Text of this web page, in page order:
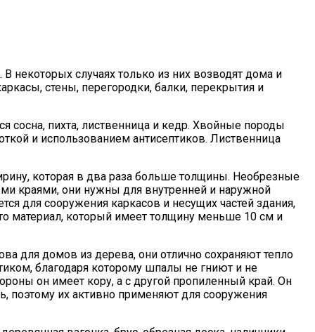
некоторых случаях только из них возводят дома и
стены, перегородки, балки, перекрытия и
сосна, пихта, лиственница и кедр. Хвойные породы
и использованием антисептиков. Лиственница
которая в два раза больше толщины. Необрезные
краями, они нужны для внутренней и наружной
для сооружения каркасов и несущих частей здания,
материал, который имеет толщину меньше 10 см и
для домов из дерева, они отлично сохраняют тепло
благодаря которому шпалы не гниют и не
он имеет кору, а с другой пропиленный край. Он
поэтому их активно применяют для сооружения